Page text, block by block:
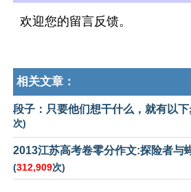
欢迎您的留言反馈。
相关文章：
段子：只要他们想干什么，就有以
次)
2013江苏高考卷零分作文:探险者与
(312,909次)